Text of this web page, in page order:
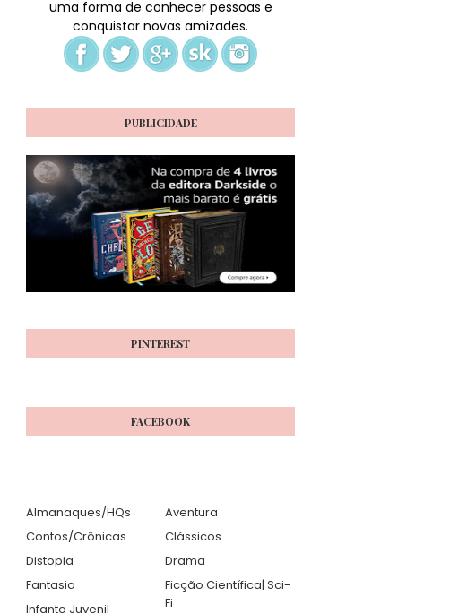
uma forma de conhecer pessoas e
conquistar novas amizades.
PUBLICIDADE
PINTEREST
FACEBOOK
Almanaques/HQs
Aventura
Contos/Crônicas
Clássicos
Distopia
Drama
Fantasia
Ficção Científica| Sci-
Fi
Infanto Juvenil